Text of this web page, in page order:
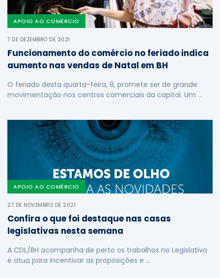
APOIO AO COMÉRCIO
7 DE DEZEMBRO DE 2021
Funcionamento do comércio no feriado indica
aumento nas vendas de Natal em BH
O feriado desta quarta-feira, 8, promete ser de grande
movimentação nos centros comerciais da capital. Um …
APOIO AO COMÉRCIO
27 DE NOVEMBRO DE 2021
Confira o que foi destaque nas casas
legislativas nesta semana
A CDL/BH acompanha de perto os trabalhos no Legislativo
e atua para incentivar as proposições e …